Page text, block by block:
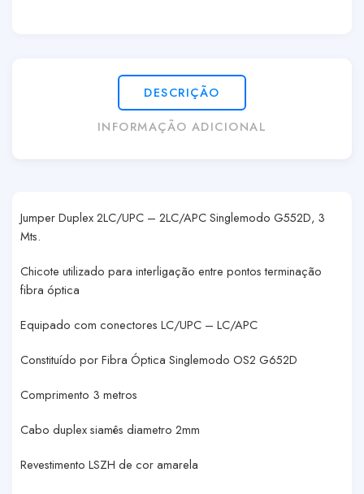
DESCRIÇÃO
INFORMAÇÃO ADICIONAL
Jumper Duplex 2LC/UPC – 2LC/APC Singlemodo G552D, 3
Mts.
Chicote utilizado para interligação entre pontos terminação
fibra óptica
Equipado com conectores LC/UPC – LC/APC
Constituído por Fibra Óptica Singlemodo OS2 G652D
Comprimento 3 metros
Cabo duplex siamês diametro 2mm
Revestimento LSZH de cor amarela